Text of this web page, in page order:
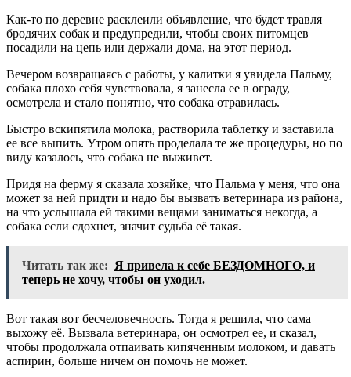
Как-то по деревне расклеили объявление, что будет травля
бродячих собак и предупредили, чтобы своих питомцев
посадили на цепь или держали дома, на этот период.
Вечером возвращаясь с работы, у калитки я увидела Пальму,
собака плохо себя чувствовала, я занесла ее в ограду,
осмотрела и стало понятно, что собака отравилась.
Быстро вскипятила молока, растворила таблетку и заставила
ее все выпить. Утром опять проделала те же процедуры, но по
виду казалось, что собака не выживет.
Придя на ферму я сказала хозяйке, что Пальма у меня, что она
может за ней придти и надо бы вызвать ветеринара из района,
на что услышала ей такими вещами заниматься некогда, а
собака если сдохнет, значит судьба её такая.
Читать так же: Я привела к себе БЕЗДОМНОГО, и
теперь не хочу, чтобы он уходил.
Вот такая вот бесчеловечность. Тогда я решила, что сама
выхожу её. Вызвала ветеринара, он осмотрел ее, и сказал,
чтобы продолжала отпаивать кипяченным молоком, и давать
аспирин, больше ничем он помочь не может.